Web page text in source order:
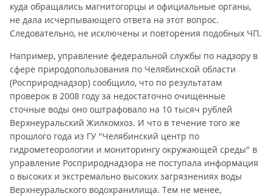
куда обращались магнитогорцы и официальные органы,
не дала исчерпывающего ответа на этот вопрос.
Следовательно, не исключены и повторения подобных ЧП.
Например, управление федеральной службы по надзору в
сфере природопользования по Челябинской области
(Росприроднадзор) сообщило, что по результатам
проверок в 2008 году за недостаточно очищенные
сточные воды оно оштрафовало на 10 тысяч рублей
Верхнеуральский Жилкомхоз. И что в течение того же
прошлого года из ГУ "Челябинский центр по
гидрометеорологии и мониторингу окружающей среды" в
управление Росприроднадзора не поступала информация
о высоких и экстремально высоких загрязнениях воды
Верхнеуральского водохранилища. Тем не менее,